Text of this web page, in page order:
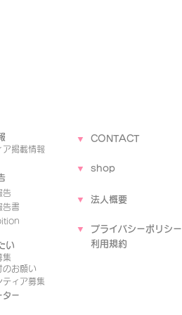
ア掲載情報
告
告書
い
集
のお願い
ティア募集
ター
▼ CONTACT
▼ shop
▼ 法人概要
▼ プライバシーポリシー
利用規約